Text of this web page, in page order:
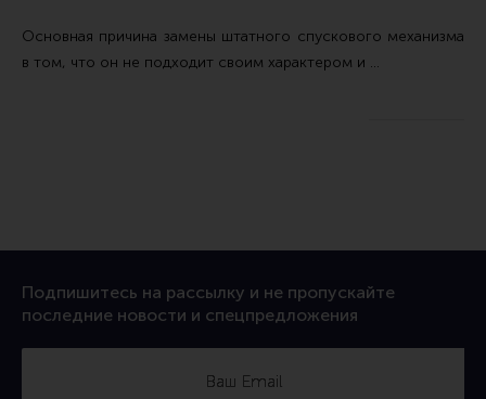
Основная причина замены штатного спускового механизма
в том, что он не подходит своим характером и …
Подпишитесь на рассылку и не пропускайте
последние новости и спецпредложения